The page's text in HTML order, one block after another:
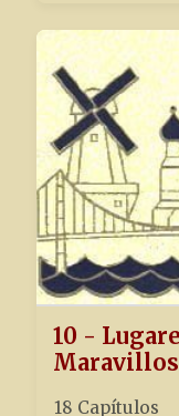
10 -
18 Capítulos